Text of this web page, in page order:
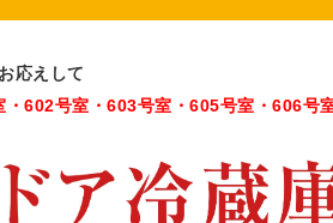
応えして
・602号室・603号室・605号室・606号